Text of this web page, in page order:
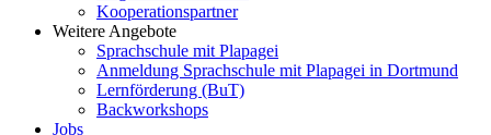
Kooperationspartner
Weitere Angebote
Sprachschule mit Plapagei
Anmeldung Sprachschule mit Plapagei in Dortmund
Lernförderung (BuT)
Backworkshops
Jobs